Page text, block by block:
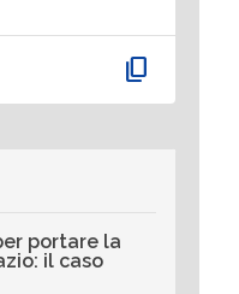
content_copy
portare la
il caso